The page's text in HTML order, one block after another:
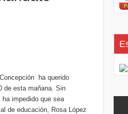
ha querido
de esta mañana. Sin
impedido que sea
de educación, Rosa López